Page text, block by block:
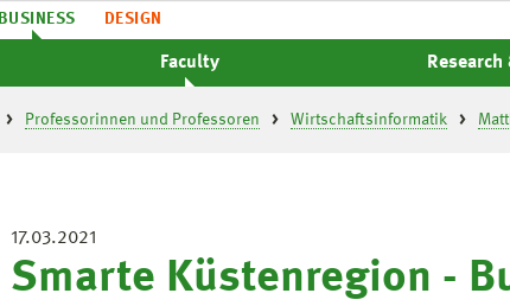
BUSINESS DESIGN
Faculty
Professorinnen und Professoren Wirtschaftsinformatik
17.03.2021
Smarte Küstenregion -